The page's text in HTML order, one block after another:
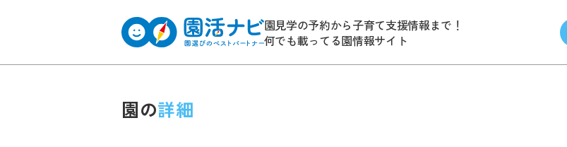
園見学の予約から子育て支援情報まで！
何でも載ってる園情報サイト
園の詳細